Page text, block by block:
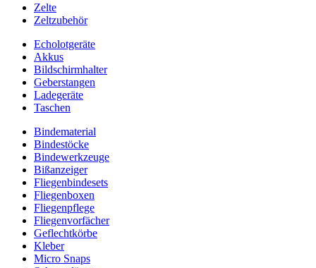
Zelte
Zeltzubehör
Echolotgeräte
Akkus
Bildschirmhalter
Geberstangen
Ladegeräte
Taschen
Bindematerial
Bindestöcke
Bindewerkzeuge
Bißanzeiger
Fliegenbindesets
Fliegenboxen
Fliegenpflege
Fliegenvorfächer
Geflechtkörbe
Kleber
Micro Snaps